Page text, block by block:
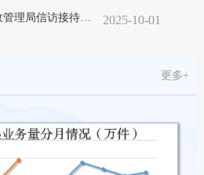
2025年度第四季度巴州邮政管理局信访接待日安排表 2025-10-01
更多+